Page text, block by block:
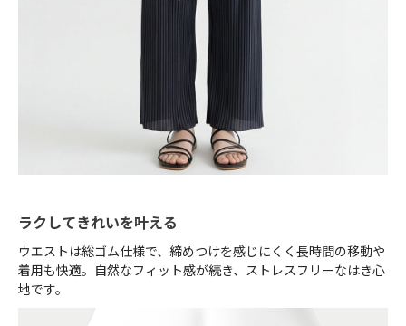
ラクしてきれいを叶える
ウエストは総ゴム仕様で、締めつけを感じにくく長時間の移動や
着用も快適。自然なフィット感が続き、ストレスフリーなはき心
地です。